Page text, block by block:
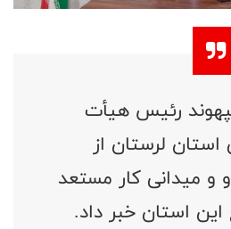
رئیس هیأت
استان لرستان از
70 دو و میدانی کار مستعد
استان خبر داد.